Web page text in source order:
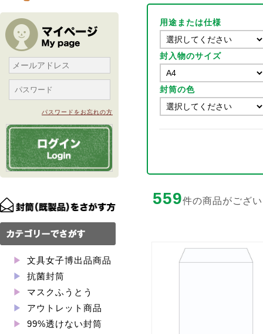
パスワードをお忘れの方
文具女子博出品商品
抗菌封筒
マスクふうとう
アウトレット商品
99%透けない封筒
用途または仕様
封入物のサイズ
封筒の色
559件の商品がござ